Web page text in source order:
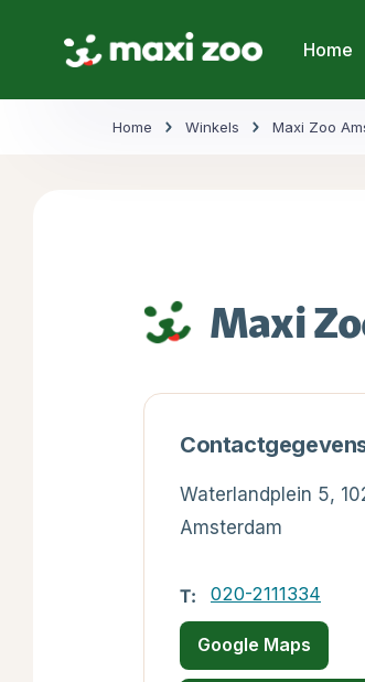
Home
Home Winkels Maxi Zoo
Maxi
Waterlandplein 5,
Amsterdam
T: 020-2111334
Google Maps